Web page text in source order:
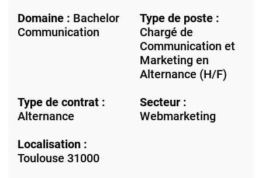
Domaine : Bachelor
Communication
Type de poste :
Chargé de
Communication et
Marketing en
Alternance (H/F)
Type de contrat :
Alternance
Secteur :
Webmarketing
Localisation :
Toulouse 31000